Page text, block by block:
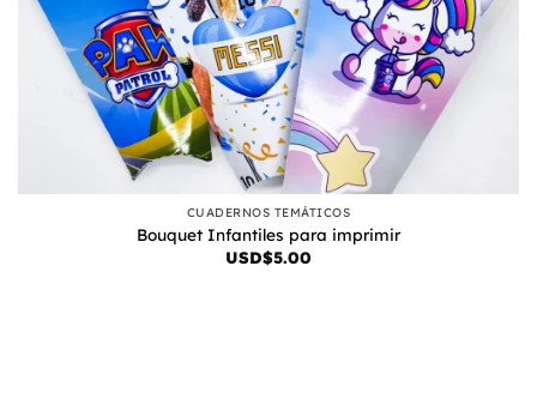
CUADERNOS TEMÁTICOS
Bouquet Infantiles para imprimir
USD$5.00